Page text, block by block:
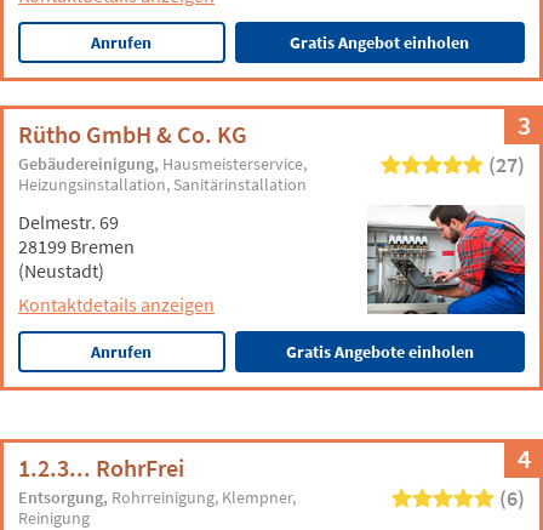
Anrufen Gratis Angebot einholen
3
Rütho GmbH & Co. KG
Gebäudereinigung Hausmeisterservice
Heizungsinstallation Sanitärinstallation
(27)
Delmestr. 69
28199 Bremen
(Neustadt)
Kontaktdetails anzeigen
Anrufen Gratis Angebote einholen
4
1.2.3... RohrFrei
Entsorgung Rohrreinigung Klempner
Reinigung
(6)